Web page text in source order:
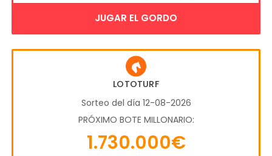
JUGAR EL GORDO
LOTOTURF
Sorteo del día 12-08-2026
PRÓXIMO BOTE MILLONARIO:
1.730.000€